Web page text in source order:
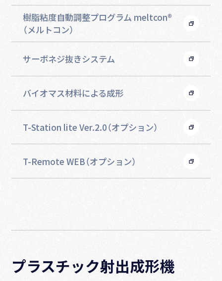
樹脂粘度自動調整プログラム meltcon®
（メルトコン）
サーボネジ抜きシステム
バイオマス材料による成形
T-Station lite Ver.2.0（オプション）
T-Remote WEB（オプション）
プラスチック射出成形機